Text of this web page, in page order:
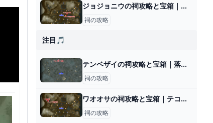
ジョジョニウの祠攻略と宝箱｜一身の戦い 回転
祠の攻略
注目🎵
テンベザイの祠攻略と宝箱｜落下速度
祠の攻略
ワオオサの祠攻略と宝箱｜テコのちから
祠の攻略